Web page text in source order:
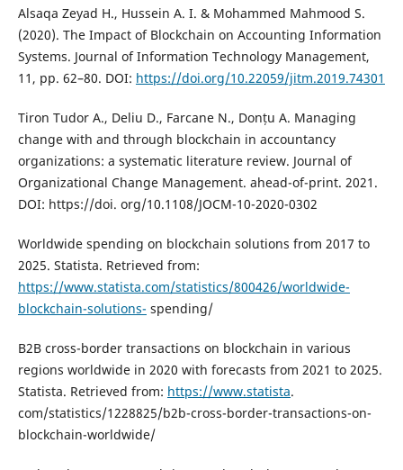
Alsaqa Zeyad H., Hussein A. I. & Mohammed Mahmood S.
(2020). The Impact of Blockchain on Accounting Information
Systems. Journal of Information Technology Management,
11, рр. 62–80. DOI: https://doi.org/10.22059/jitm.2019.74301
Tiron Tudor A., Deliu D., Farcane N., Donțu A. Managing
change with and through blockchain in accountancy
organizations: a systematic literature review. Journal of
Organizational Change Management. ahead-of-print. 2021.
DOI: https://doi. org/10.1108/JOCM-10-2020-0302
Worldwide spending on blockchain solutions from 2017 to
2025. Statista. Retrieved from:
https://www.statista.com/statistics/800426/worldwide-
blockchain-solutions- spending/
B2B cross-border transactions on blockchain in various
regions worldwide in 2020 with forecasts from 2021 to 2025.
Statista. Retrieved from: https://www.statista.
com/statistics/1228825/b2b-cross-border-transactions-on-
blockchain-worldwide/